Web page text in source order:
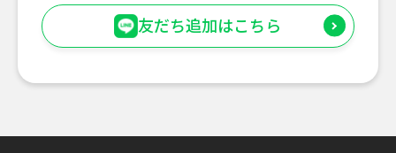
友だち追加はこちら